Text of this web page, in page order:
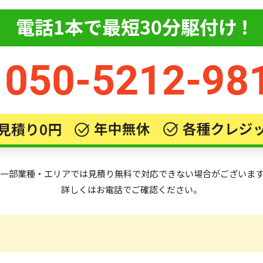
部業種・エリアでは見積り無料で対応できない場合がございま
詳しくはお電話でご確認ください。